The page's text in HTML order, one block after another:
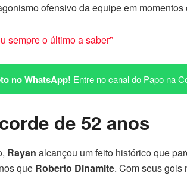
ofensivo da equipe em
sempre o último a saber”
no WhatsApp! Entre no canal do Papo na
de 52 anos
Rayan alcançou um feito histórico que
que Roberto Dinamite. Com seus gols